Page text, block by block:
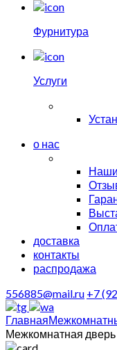
Фурнитура
Услуги
о нас
доставка
контакты
распродажа
556885@mail.ru +7
Главная
Межкомнатная дверь